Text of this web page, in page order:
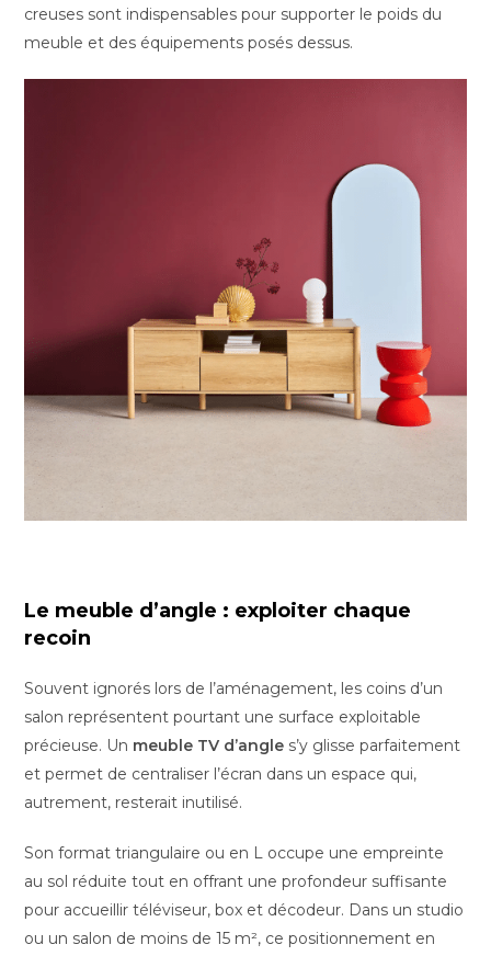
creuses sont indispensables pour supporter le poids du
meuble et des équipements posés dessus.
Le meuble d’angle : exploiter chaque
recoin
Souvent ignorés lors de l’aménagement, les coins d’un
salon représentent pourtant une surface exploitable
précieuse. Un meuble TV d’angle s’y glisse parfaitement
et permet de centraliser l’écran dans un espace qui,
autrement, resterait inutilisé.
Son format triangulaire ou en L occupe une empreinte
au sol réduite tout en offrant une profondeur suffisante
pour accueillir téléviseur, box et décodeur. Dans un studio
ou un salon de moins de 15 m², ce positionnement en